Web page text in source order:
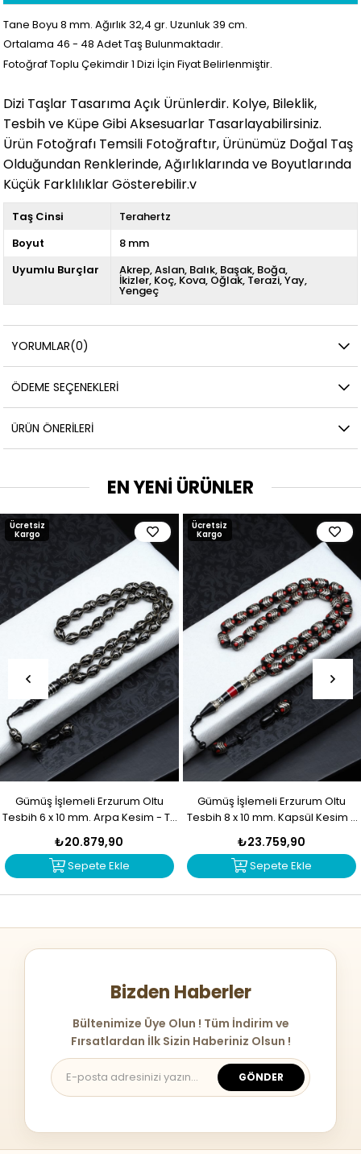
Tane Boyu 8mm. Ağırlık 32,4 gr. Uzunluk 39 cm.
Ortalama 46 - 48 Adet Taş Bulunmaktadır.
Fotoğraf Toplu Çekimdir 1 Dizi İçin Fiyat Belirlenmiştir.
Dizi Taşlar Tasarıma Açık Ürünlerdir. Kolye, Bileklik,
Tesbih ve Küpe Gibi Aksesuarlar Tasarlayabilirsiniz.
Ürün Fotoğrafı Temsili Fotoğraftır, Ürünümüz Doğal Taş
Olduğundan Renklerinde, Ağırlıklarında ve Boyutlarında
Küçük Farklılıklar Gösterebilir.v
Taş Cinsi
Terahertz
Boyut
8 mm
Uyumlu Burçlar
Akrep Aslan Balık Başak Boğa
İkizler Koç Kova Oğlak Terazi Yay
Yengeç
YORUMLAR(0)
ÖDEME SEÇENEKLERI
ÜRÜN ÖNERILERI
EN YENİ ÜRÜNLER
Gümüş İşlemeli Erzurum Oltu
Tesbih 6 x 10 mm. Arpa Kesim - T-
1916
₺20.879,90
Sepete Ekle
Ücretsiz
Kargo
Gümüş İşlemeli Erzurum Oltu
Tesbih 8 x 10 mm. Kapsül Kesim -
T-1915
₺23.759,90
Sepete Ekle
Ücretsiz
Kargo
Bizden Haberler
Bültenimize Üye Olun ! Tüm İndirim ve
Fırsatlardan İlk Sizin Haberiniz Olsun !
GÖNDER